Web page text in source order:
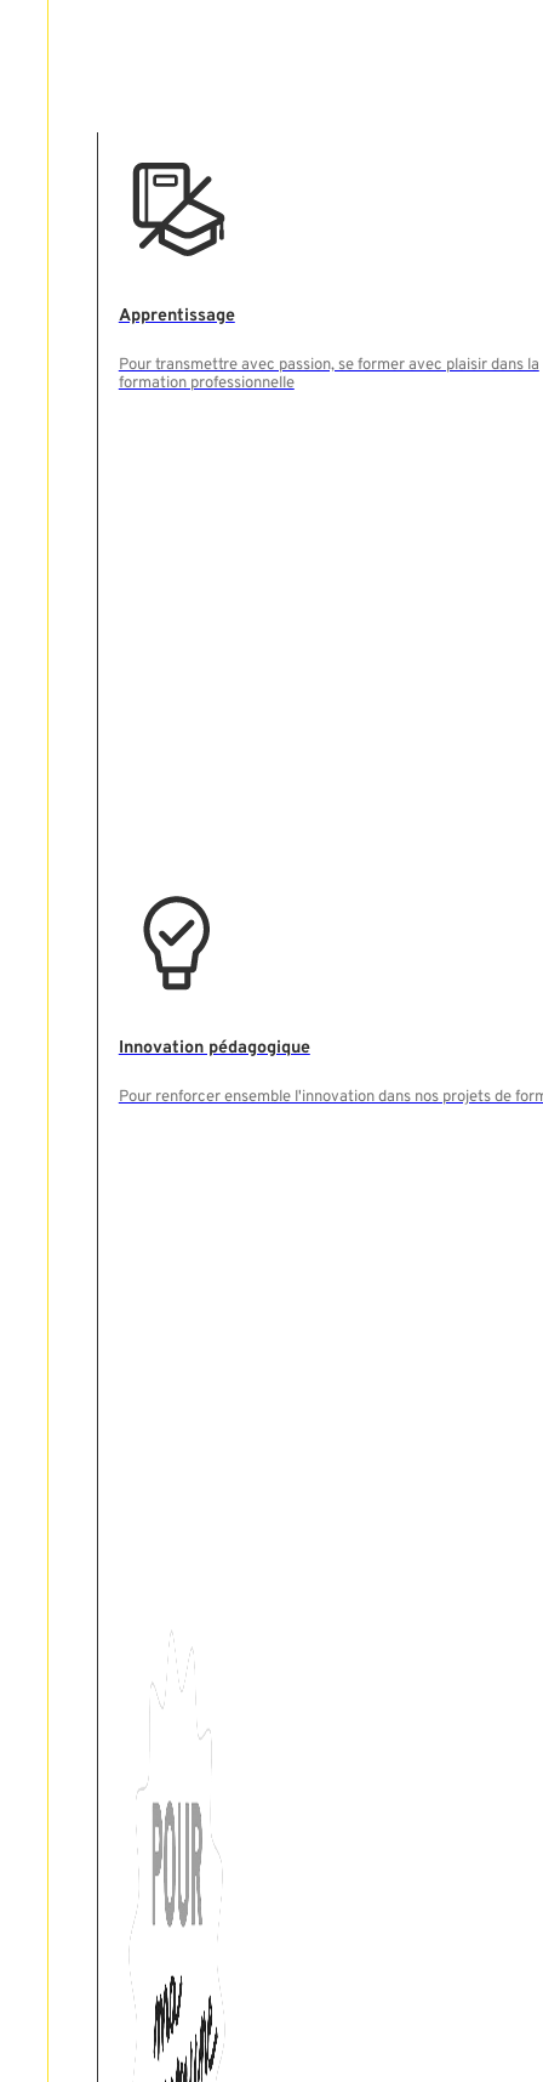
Apprentissage
Pour transmettre avec passion, se former avec plaisir dans la
formation professionnelle
Innovation pédagogique
Pour renforcer ensemble l'innovation dans nos projets de